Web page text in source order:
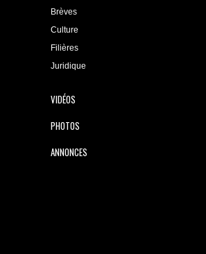
Brèves
Culture
Filières
Juridique
VIDÉOS
PHOTOS
ANNONCES